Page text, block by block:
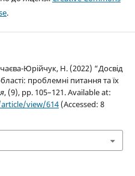
.
Юрійчук, Н. (2022) “Досвід
проблемні питання та їх
, (9), pp. 105–121. Available at:
view/614(Accessed: 8